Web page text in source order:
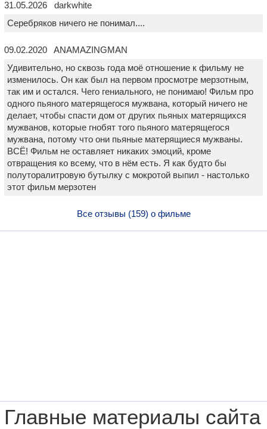
31.05.2026 darkwhite
Серебряков ничего не понимал....
09.02.2020 ANAMAZINGMAN
Удивительно, но сквозь года моё отношение к фильму не
изменилось. Он как был на первом просмотре мерзотным,
так им и остался. Чего гениального, не понимаю! Фильм про
одного пьяного матерящегося мужвана, который ничего не
делает, чтобы спасти дом от других пьяных матерящихся
мужванов, которые гнобят того пьяного матерящегося
мужвана, потому что они пьяные матерящиеся мужваны.
ВСЁ! Фильм не оставляет никаких эмоций, кроме
отвращения ко всему, что в нём есть. Я как будто бы
полуторалитровую бутылку с мокротой выпил - настолько
этот фильм мерзотен
Все отзывы (159) о фильме
Главные материалы сайта